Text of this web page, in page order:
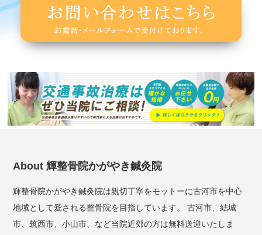
About 輝整骨院かがやき鍼灸院
輝整骨院かがやき鍼灸院は親切丁寧をモットーに古河市を中心
地域として愛される整骨院を目指しています。 古河市、結城
市、筑西市、小山市、など当院近郊の方は無料送迎いたしま